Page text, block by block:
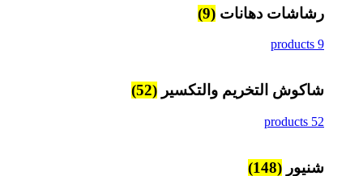
رشاشات دهانات (9)
9 products
شاكوش التخريم والتكسير (52)
52 products
شنيور (148)